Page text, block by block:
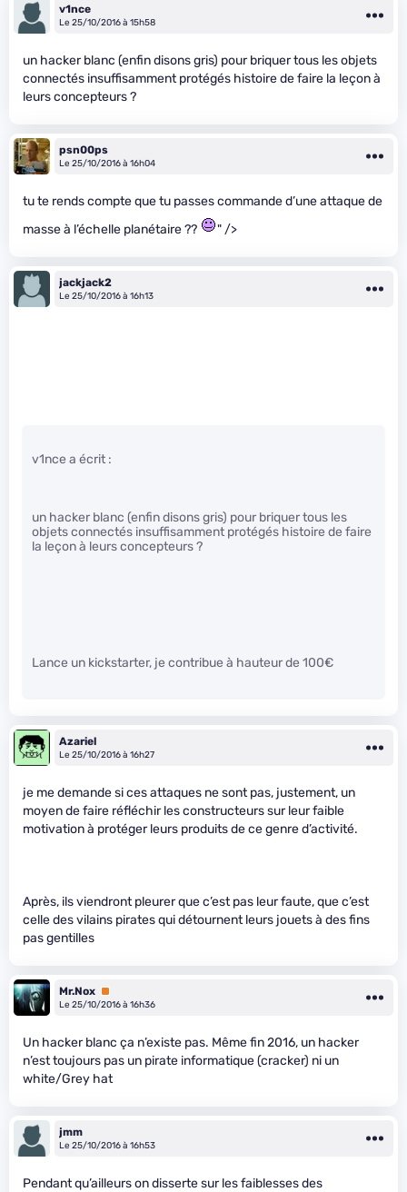
v1nce
Le 25/10/2016 à 15h58
un hacker blanc (enfin disons gris) pour briquer tous les objets
connectés insuffisamment protégés histoire de faire la leçon à
leurs concepteurs ?
psn00ps
Le 25/10/2016 à 16h04
tu te rends compte que tu passes commande d’une attaque de
masse à l’échelle planétaire ??
" />
jackjack2
Le 25/10/2016 à 16h13
v1nce a écrit :
un hacker blanc (enfin disons gris) pour briquer tous les
objets connectés insuffisamment protégés histoire de faire
la leçon à leurs concepteurs ?
Lance un kickstarter, je contribue à hauteur de 100€
Azariel
Le 25/10/2016 à 16h27
je me demande si ces attaques ne sont pas, justement, un
moyen de faire réfléchir les constructeurs sur leur faible
motivation à protéger leurs produits de ce genre d’activité.
Après, ils viendront pleurer que c’est pas leur faute, que c’est
celle des vilains pirates qui détournent leurs jouets à des fins
pas gentilles
Mr.Nox Premium
Le 25/10/2016 à 16h36
Un hacker blanc ça n’existe pas. Même fin 2016, un hacker
n’est toujours pas un pirate informatique (cracker) ni un
white/Grey hat
jmm
Le 25/10/2016 à 16h53
Pendant qu’ailleurs on disserte sur les faiblesses des